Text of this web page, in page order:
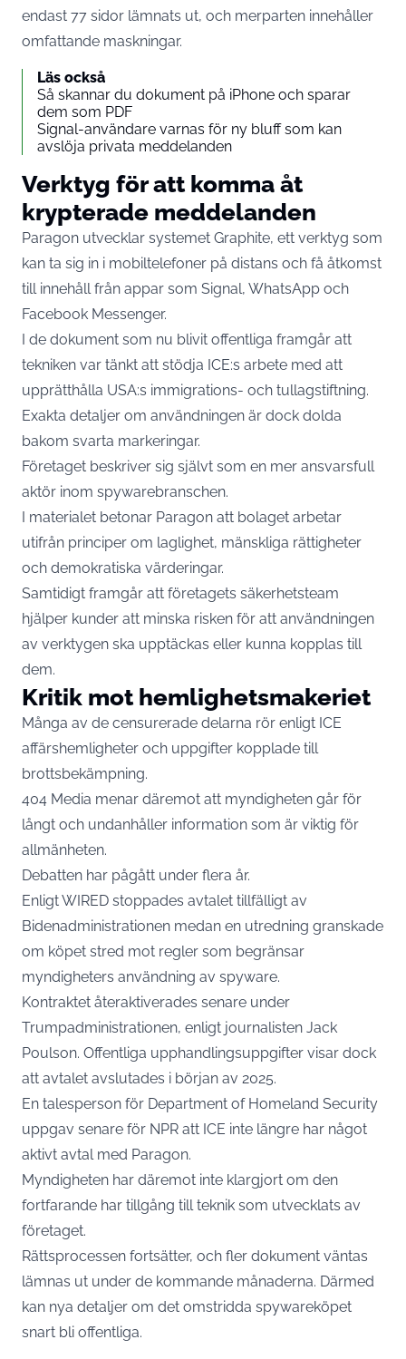
endast 77 sidor lämnats ut, och merparten innehåller
omfattande maskningar.
Läs också
Så skannar du dokument på iPhone och sparar
dem som PDF
Signal-användare varnas för ny bluff som kan
avslöja privata meddelanden
Verktyg för att komma åt
krypterade meddelanden
Paragon utvecklar systemet Graphite, ett verktyg som
kan ta sig in i mobiltelefoner på distans och få åtkomst
till innehåll från appar som Signal, WhatsApp och
Facebook Messenger.
I de dokument som nu blivit offentliga framgår att
tekniken var tänkt att stödja ICE:s arbete med att
upprätthålla USA:s immigrations- och tullagstiftning.
Exakta detaljer om användningen är dock dolda
bakom svarta markeringar.
Företaget beskriver sig självt som en mer ansvarsfull
aktör inom spywarebranschen.
I materialet betonar Paragon att bolaget arbetar
utifrån principer om laglighet, mänskliga rättigheter
och demokratiska värderingar.
Samtidigt framgår att företagets säkerhetsteam
hjälper kunder att minska risken för att användningen
av verktygen ska upptäckas eller kunna kopplas till
dem.
Kritik mot hemlighetsmakeriet
Många av de censurerade delarna rör enligt ICE
affärshemligheter och uppgifter kopplade till
brottsbekämpning.
404 Media menar däremot att myndigheten går för
långt och undanhåller information som är viktig för
allmänheten.
Debatten har pågått under flera år.
Enligt WIRED stoppades avtalet tillfälligt av
Bidenadministrationen medan en utredning granskade
om köpet stred mot regler som begränsar
myndigheters användning av spyware.
Kontraktet återaktiverades senare under
Trumpadministrationen, enligt journalisten Jack
Poulson. Offentliga upphandlingsuppgifter visar dock
att avtalet avslutades i början av 2025.
En talesperson för Department of Homeland Security
uppgav senare för NPR att ICE inte längre har något
aktivt avtal med Paragon.
Myndigheten har däremot inte klargjort om den
fortfarande har tillgång till teknik som utvecklats av
företaget.
Rättsprocessen fortsätter, och fler dokument väntas
lämnas ut under de kommande månaderna. Därmed
kan nya detaljer om det omstridda spywareköpet
snart bli offentliga.